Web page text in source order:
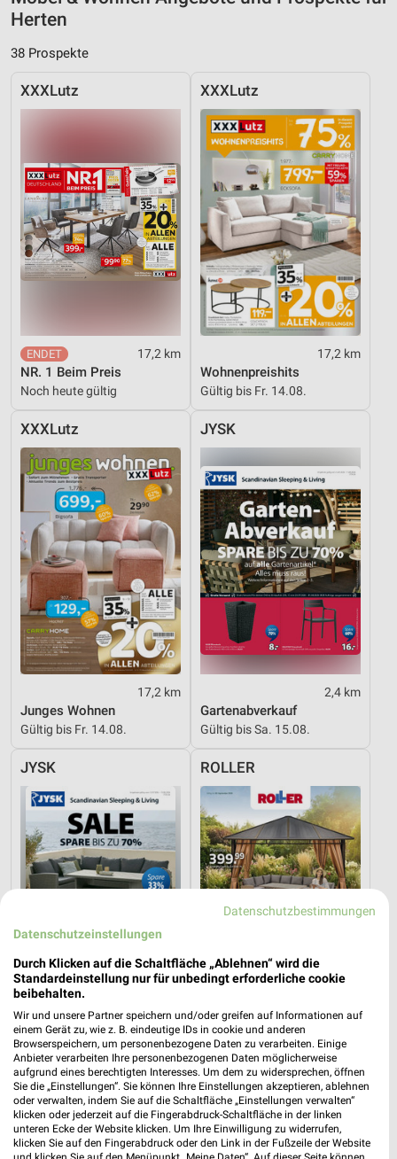
Herten
38 Prospekte
XXXLutz
17,2 km
NR. 1 Beim Preis
Noch heute gültig
XXXLutz
17,2 km
Wohnenpreishits
Gültig bis Fr. 14.08.
XXXLutz
17,2 km
Junges Wohnen
Gültig bis Fr. 14.08.
JYSK
2,4 km
Gartenabverkauf
Gültig bis Sa. 15.08.
JYSK
2,4 km
Spare bis zu 70%
Gültig bis Sa. 15.08.
ROLLER
Gartenliebe
Gültig bis Sa. 26.09.
Trends Zurbrüggen
Datenschutzbestimmungen
Datenschutzeinstellungen
Durch Klicken auf die Schaltfläche „Ablehnen“ wird die
Standardeinstellung nur für unbedingt erforderliche cookie
beibehalten.
Wir und unsere Partner speichern und/oder greifen auf Informationen auf
einem Gerät zu, wie z. B. eindeutige IDs in cookie und anderen
Browserspeichern, um personenbezogene Daten zu verarbeiten. Einige
Anbieter verarbeiten Ihre personenbezogenen Daten möglicherweise
aufgrund eines berechtigten Interesses. Um dem zu widersprechen, öffnen
Sie die „Einstellungen“. Sie können Ihre Einstellungen akzeptieren, ablehnen
oder verwalten, indem Sie auf die Schaltfläche „Einstellungen verwalten“
klicken oder jederzeit auf die Fingerabdruck-Schaltfläche in der linken
unteren Ecke der Website klicken. Um Ihre Einwilligung zu widerrufen,
klicken Sie auf den Fingerabdruck oder den Link in der Fußzeile der Website